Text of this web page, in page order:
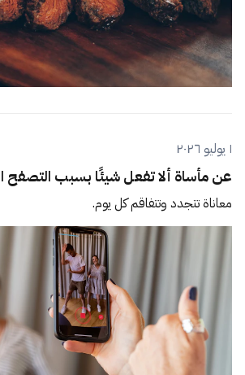
١ يوليو ٢٠٢٦
عن مأساة ألا تفعل شيئًا بسبب التصفح
معاناة تتجدد وتتفاقم كل يوم.